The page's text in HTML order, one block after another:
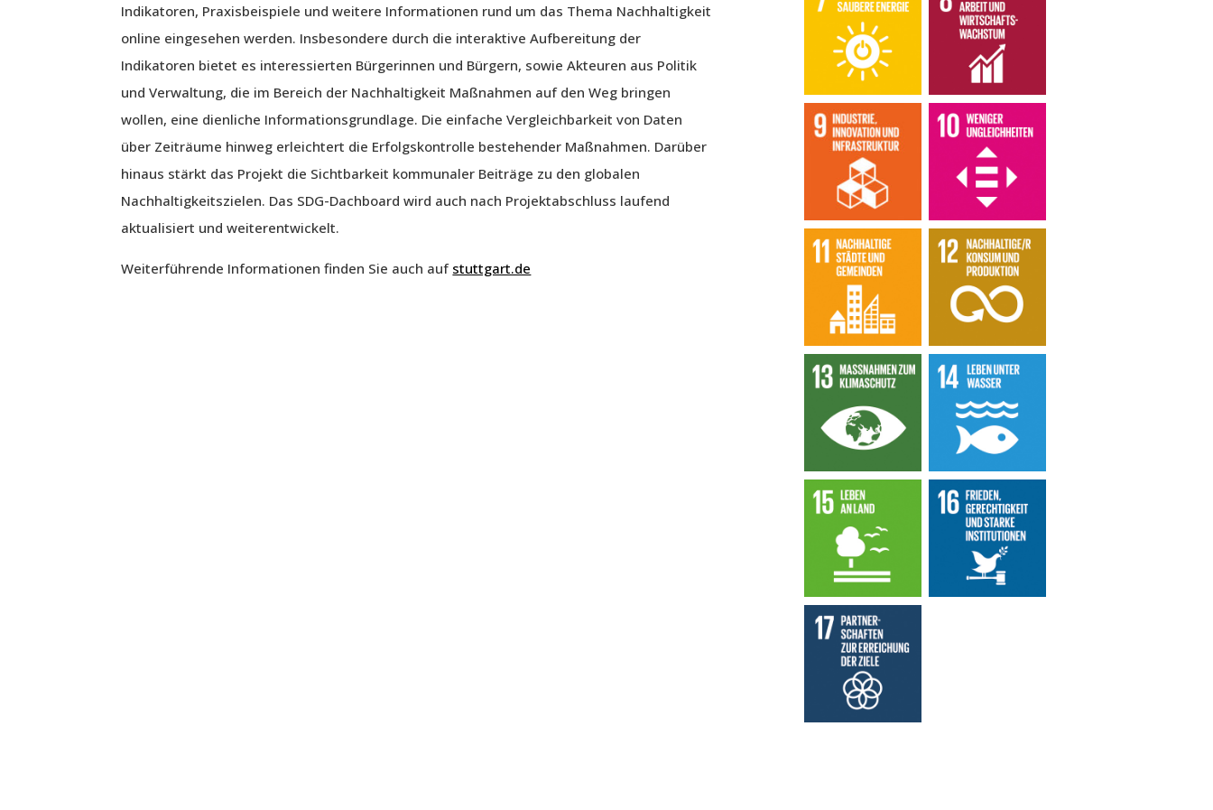
Indikatoren, Praxisbeispiele und weitere Informationen rund um das Thema Nachhaltigkeit
online eingesehen werden. Insbesondere durch die interaktive Aufbereitung der
Indikatoren bietet es interessierten Bürgerinnen und Bürgern, sowie Akteuren aus Politik
und Verwaltung, die im Bereich der Nachhaltigkeit Maßnahmen auf den Weg bringen
wollen, eine dienliche Informationsgrundlage. Die einfache Vergleichbarkeit von Daten
über Zeiträume hinweg erleichtert die Erfolgskontrolle bestehender Maßnahmen. Darüber
hinaus stärkt das Projekt die Sichtbarkeit kommunaler Beiträge zu den globalen
Nachhaltigkeitszielen. Das SDG-Dachboard wird auch nach Projektabschluss laufend
aktualisiert und weiterentwickelt.
Weiterführende Informationen finden Sie auch auf stuttgart.de